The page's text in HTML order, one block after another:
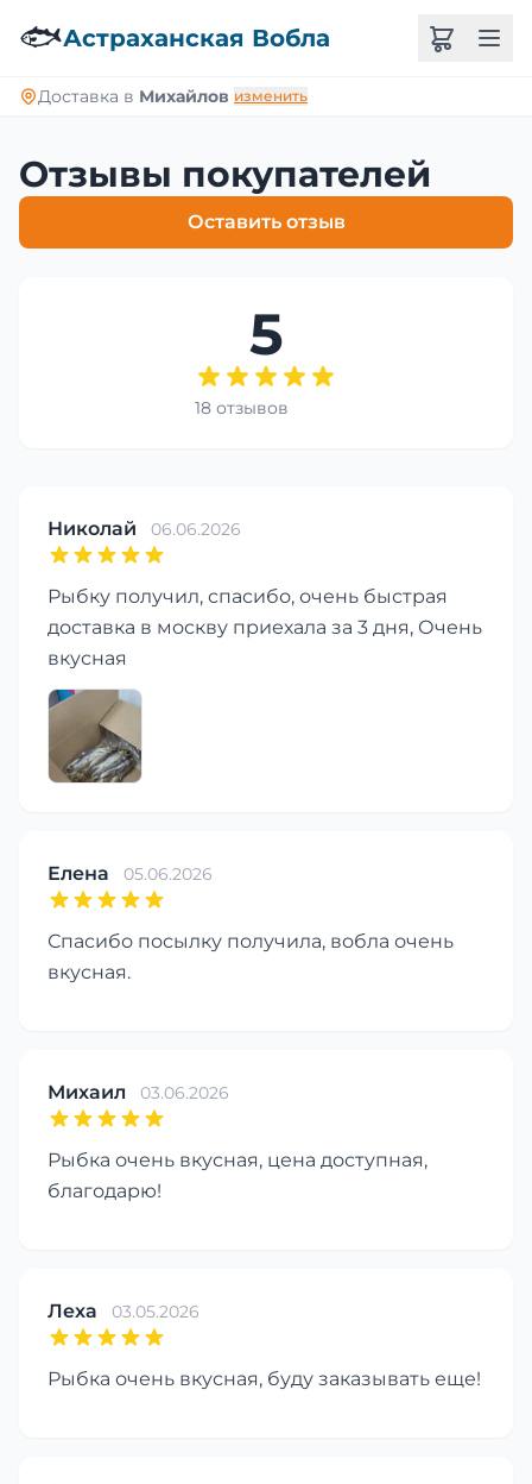
🐟Астраханская Вобла
Доставка в Михайлов изменить
Отзывы покупателей
Оставить отзыв
5
18 отзывов
Николай 06.06.2026
Рыбку получил, спасибо, очень быстрая
доставка в москву приехала за 3 дня, Очень
вкусная
Елена 05.06.2026
Спасибо посылку получила, вобла очень
вкусная.
Михаил 03.06.2026
Рыбка очень вкусная, цена доступная,
благодарю!
Леха 03.05.2026
Рыбка очень вкусная, буду заказывать еще!